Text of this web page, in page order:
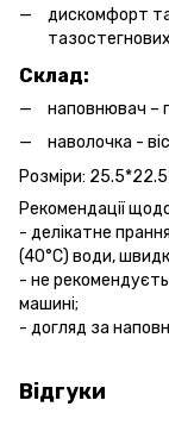
дискомфорт та
Склад:
наповнювач –
наволочка -
Розміри:
Рекомендації
- делікатне
(40°С) води,
- не
машині;
- догляд за
Відгуки